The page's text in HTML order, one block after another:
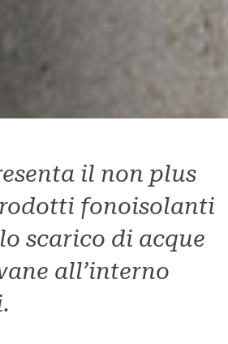
il non plus
fonoisolanti
scarico di acque
all’interno